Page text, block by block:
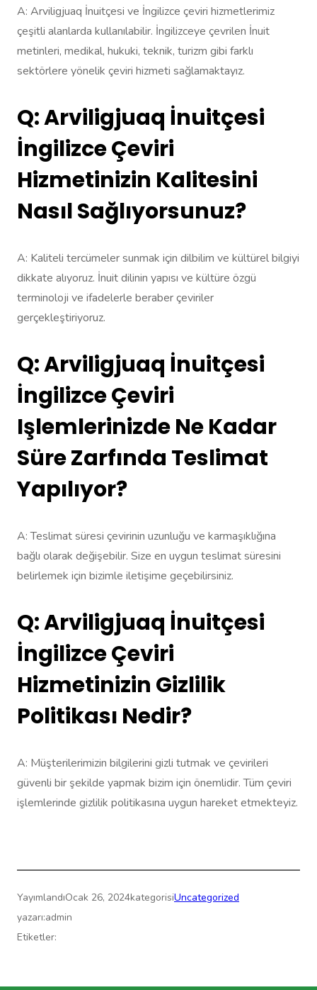
A: Arviligjuaq İnuitçesi ve İngilizce çeviri hizmetlerimiz
çeşitli alanlarda kullanılabilir. İngilizceye çevrilen İnuit
metinleri, medikal, hukuki, teknik, turizm gibi farklı
sektörlere yönelik çeviri hizmeti sağlamaktayız.
Q: Arviligjuaq İnuitçesi
İngilizce Çeviri
Hizmetinizin Kalitesini
Nasıl Sağlıyorsunuz?
A: Kaliteli tercümeler sunmak için dilbilim ve kültürel bilgiyi
dikkate alıyoruz. İnuit dilinin yapısı ve kültüre özgü
terminoloji ve ifadelerle beraber çeviriler
gerçekleştiriyoruz.
Q: Arviligjuaq İnuitçesi
İngilizce Çeviri
Işlemlerinizde Ne Kadar
Süre Zarfında Teslimat
Yapılıyor?
A: Teslimat süresi çevirinin uzunluğu ve karmaşıklığına
bağlı olarak değişebilir. Size en uygun teslimat süresini
belirlemek için bizimle iletişime geçebilirsiniz.
Q: Arviligjuaq İnuitçesi
İngilizce Çeviri
Hizmetinizin Gizlilik
Politikası Nedir?
A: Müşterilerimizin bilgilerini gizli tutmak ve çevirileri
güvenli bir şekilde yapmak bizim için önemlidir. Tüm çeviri
işlemlerinde gizlilik politikasına uygun hareket etmekteyiz.
YayımlandıOcak 26, 2024kategorisiUncategorized
yazarı:admin
Etiketler: